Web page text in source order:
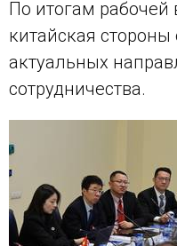
По итогам рабочей
китайская
актуальных
сотрудничества.